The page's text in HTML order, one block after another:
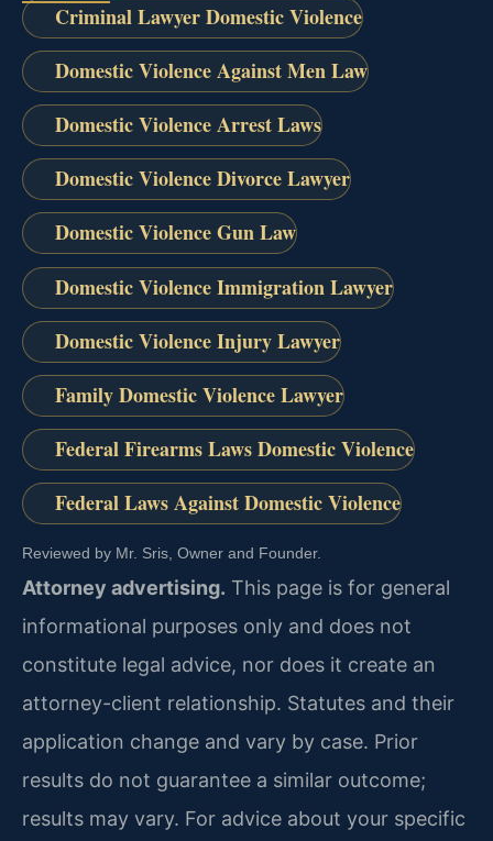
Criminal Lawyer Domestic Violence
Domestic Violence Against Men Law
Domestic Violence Arrest Laws
Domestic Violence Divorce Lawyer
Domestic Violence Gun Law
Domestic Violence Immigration Lawyer
Domestic Violence Injury Lawyer
Family Domestic Violence Lawyer
Federal Firearms Laws Domestic Violence
Federal Laws Against Domestic Violence
Reviewed by Mr. Sris, Owner and Founder.
Attorney advertising. This page is for general
informational purposes only and does not
constitute legal advice, nor does it create an
attorney-client relationship. Statutes and their
application change and vary by case. Prior
results do not guarantee a similar outcome;
results may vary. For advice about your specific